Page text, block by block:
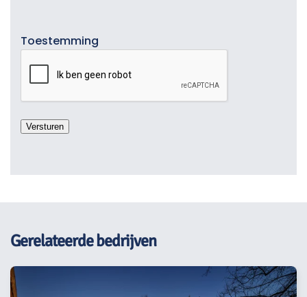
Toestemming
Gerelateerde bedrijven